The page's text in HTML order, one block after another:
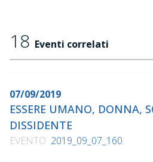
18 Eventi correlati
07/09/2019
ESSERE UMANO, DONNA,
DISSIDENTE
EVENTO 2019_09_07_160